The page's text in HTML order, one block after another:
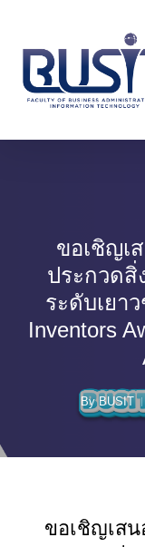
main
content
ขอเชิญเ
ประกวดสิ่
ระดับเยา
Inventors
By BUSIT
ขอเชิญเสน